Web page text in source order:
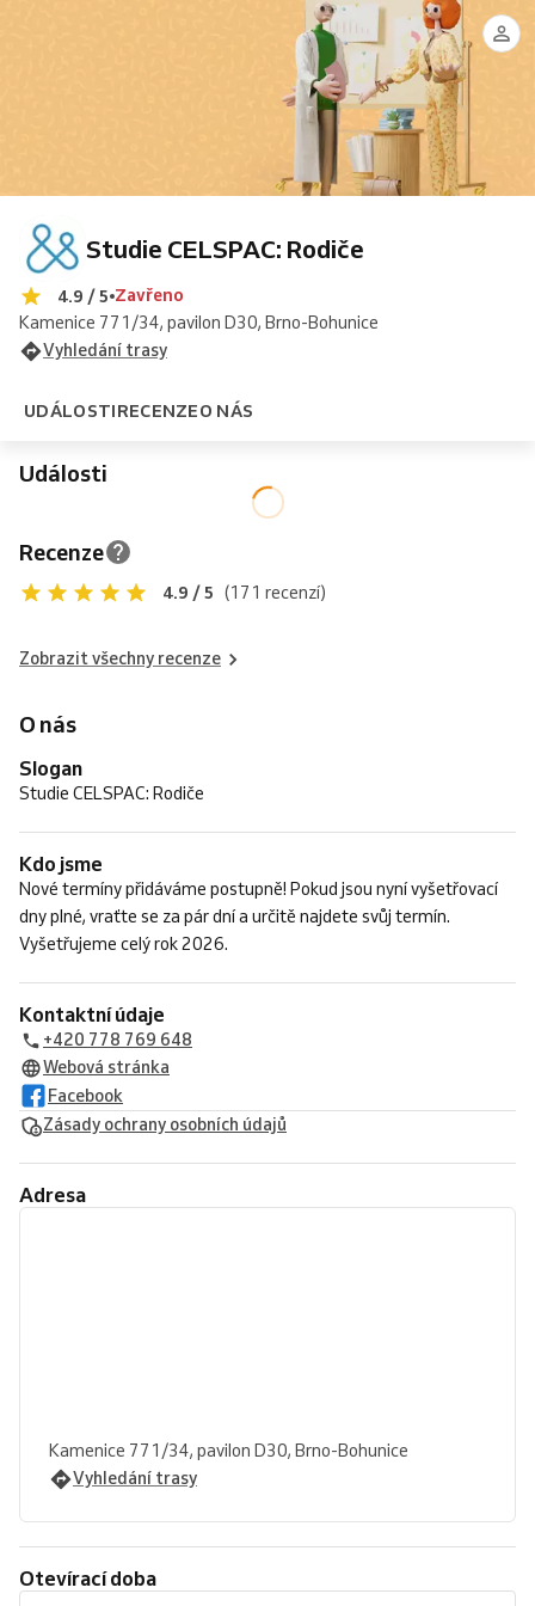
Studie CELSPAC: Rodiče
4.9 / 5 Zavřeno
Kamenice 771/34, pavilon D30, Brno-Bohunice
Vyhledání trasy
UDÁLOSTIRECENZEO NÁS
Události
Recenze
4.9 / 5 (171 recenzí)
Zobrazit všechny recenze
O nás
Slogan
Studie CELSPAC: Rodiče
Kdo jsme
Nové termíny přidáváme postupně! Pokud jsou nyní vyšetřovací
dny plné, vraťte se za pár dní a určitě najdete svůj termín.
Vyšetřujeme celý rok 2026.
Kontaktní údaje
+420 778 769 648
Webová stránka
Facebook
Zásady ochrany osobních údajů
Adresa
Kamenice 771/34, pavilon D30, Brno-Bohunice
Vyhledání trasy
Otevírací doba